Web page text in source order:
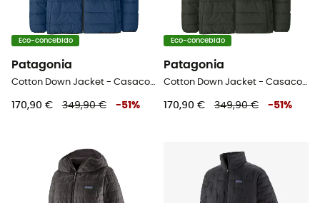
Eco-concebido
Patagonia
Cotton Down Jacket - Casaco penas
170,90 € 349,90 € -51 %
Eco-concebido
Patagonia
Cotton Down Jacket - Casaco penas
170,90 € 349,90 € -51 %